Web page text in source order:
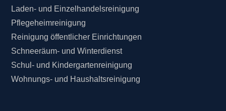
Laden- und Einzelhandelsreinigung
Pflegeheimreinigung
Reinigung öffentlicher Einrichtungen
Schneeräum- und Winterdienst
Schul- und Kindergartenreinigung
Wohnungs- und Haushaltsreinigung